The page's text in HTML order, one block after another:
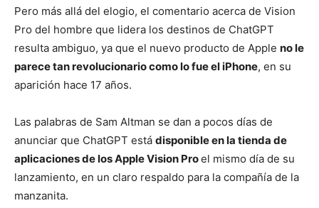
Pero más allá del elogio, el comentario acerca de Vision
Pro del hombre que lidera los destinos de ChatGPT
resulta ambiguo, ya que el nuevo producto de Apple no le
parece tan revolucionario como lo fue el iPhone, en su
aparición hace 17 años.
Las palabras de Sam Altman se dan a pocos días de
anunciar que ChatGPT está disponible en la tienda de
aplicaciones de los Apple Vision Proel mismo día de su
lanzamiento, en un claro respaldo para la compañía de la
manzanita.